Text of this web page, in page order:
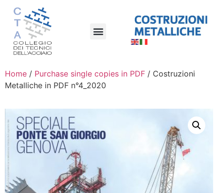
Home / Purchase single copies in PDF / Costruzioni
Metalliche in PDF n°4_2020